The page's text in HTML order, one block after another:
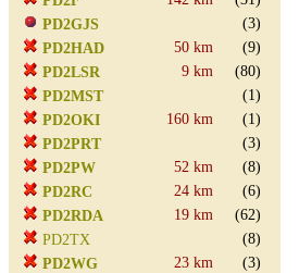
PD2GJS
(3)
PD2HAD
50 km
(9)
PD2LSR
9 km
(80)
PD2MST
(1)
PD2OKI
160 km
(1)
PD2PRT
(3)
PD2PW
52 km
(8)
PD2RC
24 km
(6)
PD2RDA
19 km
(62)
PD2TX
(8)
PD2WG
23 km
(3)